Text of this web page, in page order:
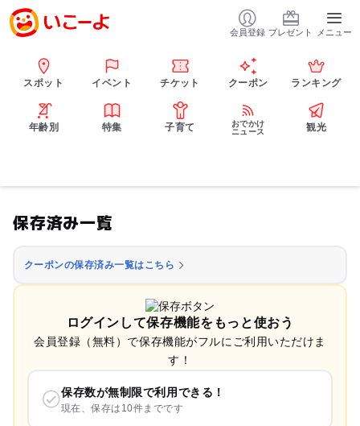
会員登録 プレゼント メニュー
スポット イベント チケット クーポン ランキング
年齢別 特集 子育て
おでかけ
ニュース
観光
保存済み一覧
クーポンの保存済み一覧はこちら
ログインして保存機能をもっと使おう
会員登録（無料）で保存機能がフルにご利用いただけま
す！
保存数が無制限で利用できる！
現在、保存は10件までです